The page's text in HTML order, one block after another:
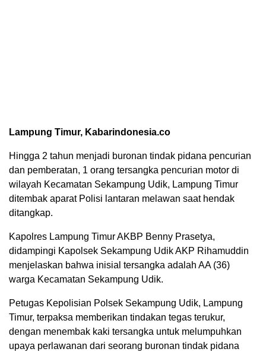
Lampung Timur, Kabarindonesia.co
Hingga 2 tahun menjadi buronan tindak pidana pencurian
dan pemberatan, 1 orang tersangka pencurian motor di
wilayah Kecamatan Sekampung Udik, Lampung Timur
ditembak aparat Polisi lantaran melawan saat hendak
ditangkap.
Kapolres Lampung Timur AKBP Benny Prasetya,
didampingi Kapolsek Sekampung Udik AKP Rihamuddin
menjelaskan bahwa inisial tersangka adalah AA (36)
warga Kecamatan Sekampung Udik.
Petugas Kepolisian Polsek Sekampung Udik, Lampung
Timur, terpaksa memberikan tindakan tegas terukur,
dengan menembak kaki tersangka untuk melumpuhkan
upaya perlawanan dari seorang buronan tindak pidana